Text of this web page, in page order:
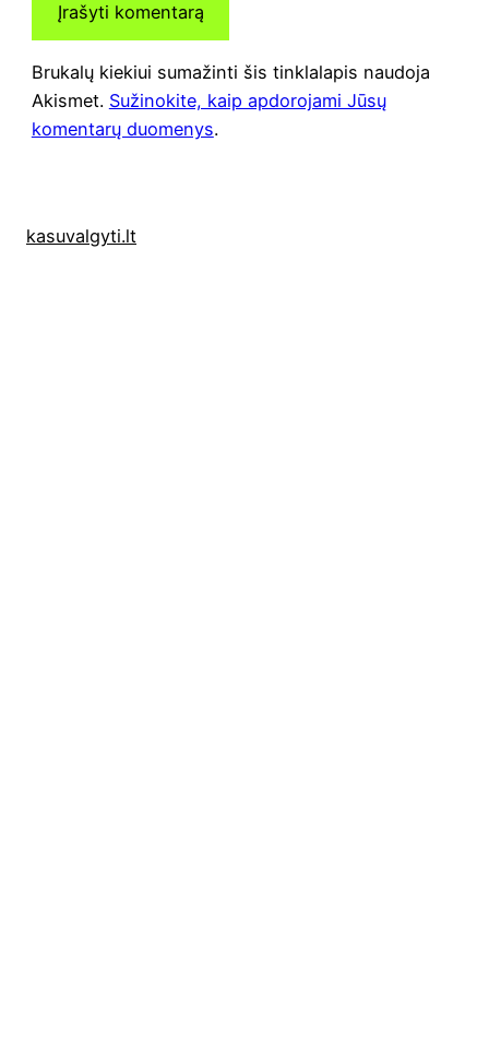
Brukalų kiekiui sumažinti šis tinklalapis naudoja
Akismet. Sužinokite, kaip apdorojami Jūsų
komentarų duomenys.
kasuvalgyti.lt